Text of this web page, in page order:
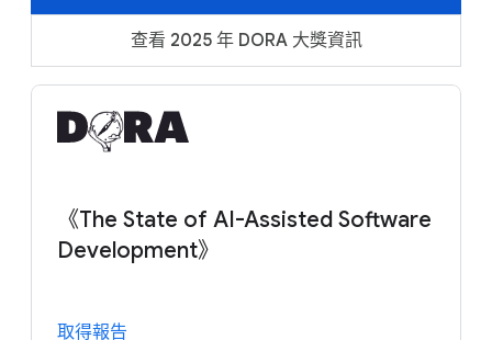
查看 2025 年 DORA 大獎資訊
《The State of AI-Assisted Software
Development》
取得報告